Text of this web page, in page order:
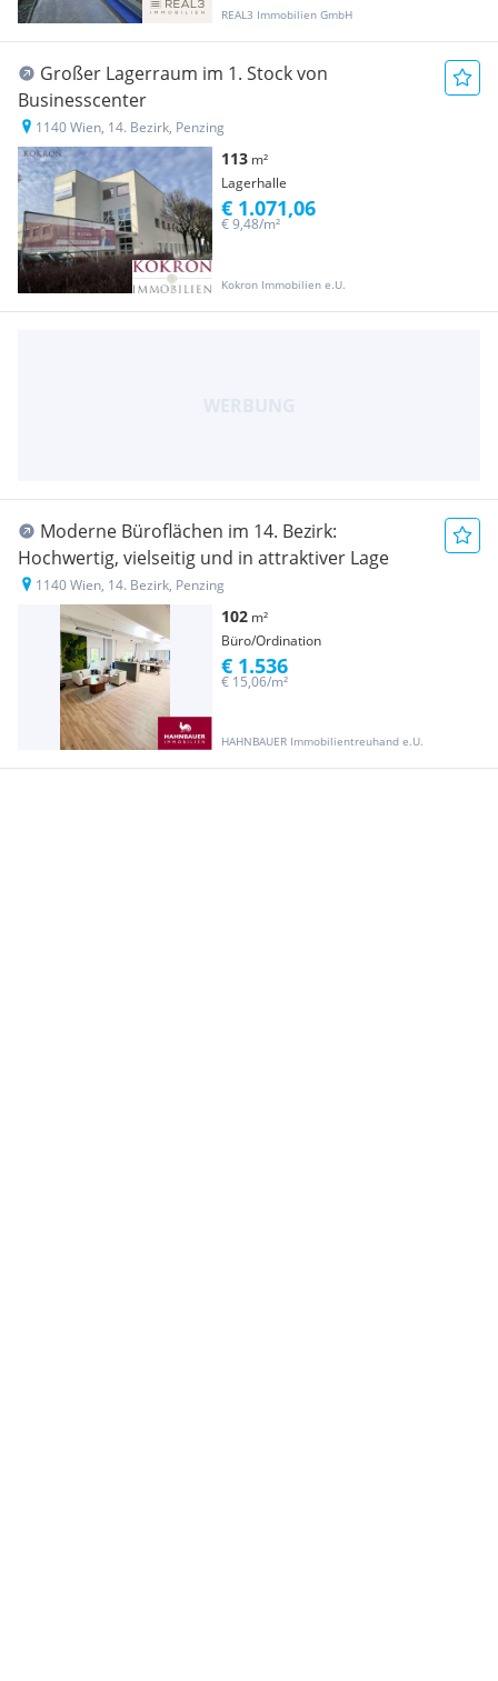
REAL3 Immobilien GmbH
Großer Lagerraum im 1. Stock von
Businesscenter
1140 Wien, 14. Bezirk, Penzing
113 m²
Lagerhalle
Kokron Immobilien e.U.
€ 9,48/m²
€ 1.071,06
Moderne Büroflächen im 14. Bezirk:
Hochwertig, vielseitig und in attraktiver Lage
1140 Wien, 14. Bezirk, Penzing
102 m²
Büro/Ordination
HAHNBAUER Immobilientreuhand e.U.
€ 15,06/m²
€ 1.536